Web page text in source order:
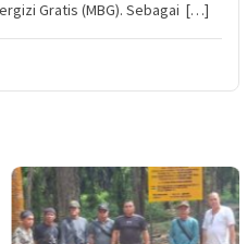
Gratis (MBG). Sebagai […]